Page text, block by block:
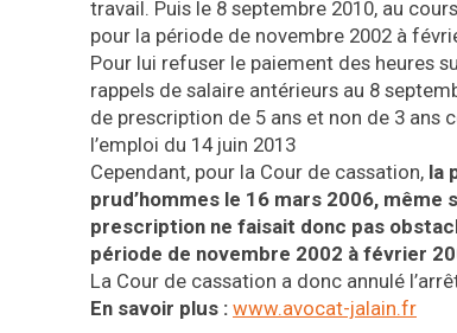
travail. Puis le 8 septembre 2010, au
pour la période de novembre 2002 à
Pour lui refuser le paiement des heures
rappels de salaire antérieurs au 8
de prescription de 5 ans et non de 3 ans
l’emploi du 14 juin 2013
Cependant, pour la Cour de cassation, la
prud’hommes le 16 mars 2006,
prescription ne faisait donc pas
période de novembre 2002 à février
La Cour de cassation a donc annulé
En savoir plus : www.avocat-jalain.fr